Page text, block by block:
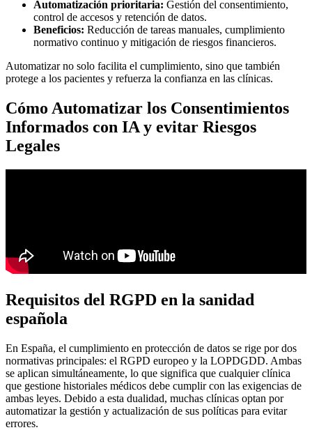
Automatización prioritaria: Gestión del consentimiento,
control de accesos y retención de datos.
Beneficios: Reducción de tareas manuales, cumplimiento
normativo continuo y mitigación de riesgos financieros.
Automatizar no solo facilita el cumplimiento, sino que también
protege a los pacientes y refuerza la confianza en las clínicas.
Cómo Automatizar los Consentimientos
Informados con IA y evitar Riesgos
Legales
Requisitos del RGPD en la sanidad
española
En España, el cumplimiento en protección de datos se rige por dos
normativas principales: el RGPD europeo y la LOPDGDD. Ambas
se aplican simultáneamente, lo que significa que cualquier clínica
que gestione historiales médicos debe cumplir con las exigencias de
ambas leyes. Debido a esta dualidad, muchas clínicas optan por
automatizar la gestión y actualización de sus políticas para evitar
errores.